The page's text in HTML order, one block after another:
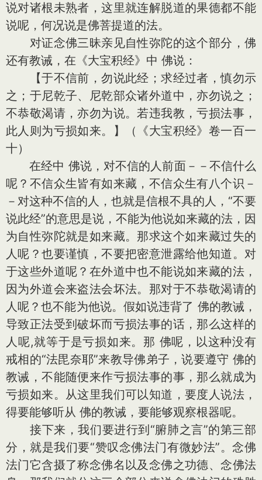
说对诸根未熟者，这里就连解脱道的果德都不能
说呢，何况说是佛菩提道的法。
对证念佛三昧亲见自性弥陀的这个部分，佛
还有教诫，在《大宝积经》中 佛说：
【于不信前，勿说此经；求经过者，慎勿示
之；于尼乾子、尼乾部众诸外道中，亦勿说之；
不恭敬渴请，亦勿为说。若违我教，亏损法事，
此人则为亏损如来。】（《大宝积经》卷一百一
十）
在经中 佛说，对不信的人前面－－不信什么
呢？不信众生皆有如来藏，不信众生有八个识－
－对这种不信的人，也就是信根不具的人，“不要
说此经”的意思是说，不能为他说如来藏的法，因
为自性弥陀就是如来藏。那求这个如来藏过失的
人呢？也要谨慎，不要把密意泄露给他知道。对
于这些外道呢？在外道中也不能说如来藏的法，
因为外道会来盗法会坏法。那对于不恭敬渴请的
人呢？也不能为他说。假如说违背了 佛的教诫，
导致正法受到破坏而亏损法事的话，那么这样的
人呢,就等于是亏损如来。那 佛呢，以这种没有
戒相的“法毘奈耶”来教导佛弟子，说要遵守 佛的
教诫，不能随便来作亏损法事的事，那么就成为
亏损如来。从这里我们可以知道，要度人说法，
得要能够听从 佛的教诫，要能够观察根器呢。
接下来，我们要进行到“腑肺之言”的第三部
分，就是我们要“赞叹念佛法门有微妙法”。念佛
法门它含摄了称念佛名以及念佛之功德、念佛法